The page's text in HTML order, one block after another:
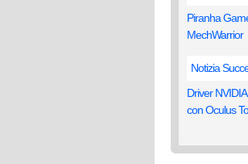
Piranha
MechWarrior
Notizia
Driver
con Oculus